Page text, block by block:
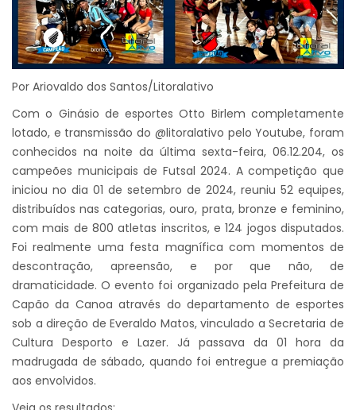
Por Ariovaldo dos Santos/Litoralativo
Com o Ginásio de esportes Otto Birlem completamente
lotado, e transmissão do @litoralativo pelo Youtube, foram
conhecidos na noite da última sexta-feira, 06.12.204, os
campeões municipais de Futsal 2024. A competição que
iniciou no dia 01 de setembro de 2024, reuniu 52 equipes,
distribuídos nas categorias, ouro, prata, bronze e feminino,
com mais de 800 atletas inscritos, e 124 jogos disputados.
Foi realmente uma festa magnífica com momentos de
descontração, apreensão, e por que não, de
dramaticidade. O evento foi organizado pela Prefeitura de
Capão da Canoa através do departamento de esportes
sob a direção de Everaldo Matos, vinculado a Secretaria de
Cultura Desporto e Lazer. Já passava da 01 hora da
madrugada de sábado, quando foi entregue a premiação
aos envolvidos.